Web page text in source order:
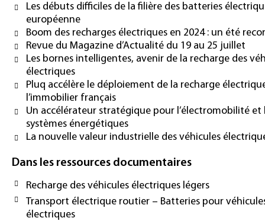
Les débuts difficiles de la filière des batteries
européenne
Boom des recharges électriques en 2024 : un été
Revue du Magazine d’Actualité du 19 au 25 juillet
Les bornes intelligentes, avenir de la recharge des
électriques
Pluq accélère le déploiement de la recharge
l’immobilier français
Un accélérateur stratégique pour l’électromobilité et
systèmes énergétiques
La nouvelle valeur industrielle des véhicules
Dans les ressources documentaires
Recharge des véhicules électriques légers
Transport électrique routier – Batteries pour
électriques